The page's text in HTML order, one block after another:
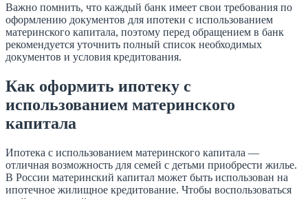
Важно помнить, что каждый банк имеет свои требования по
оформлению документов для ипотеки с использованием
материнского капитала, поэтому перед обращением в банк
рекомендуется уточнить полный список необходимых
документов и условия кредитования.
Как оформить ипотеку с
использованием материнского
капитала
Ипотека с использованием материнского капитала —
отличная возможность для семей с детьми приобрести жилье.
В России материнский капитал может быть использован на
ипотечное жилищное кредитование. Чтобы воспользоваться